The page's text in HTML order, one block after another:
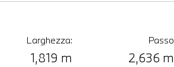
Larghezza:
1,819 m
Passo
2,636 m